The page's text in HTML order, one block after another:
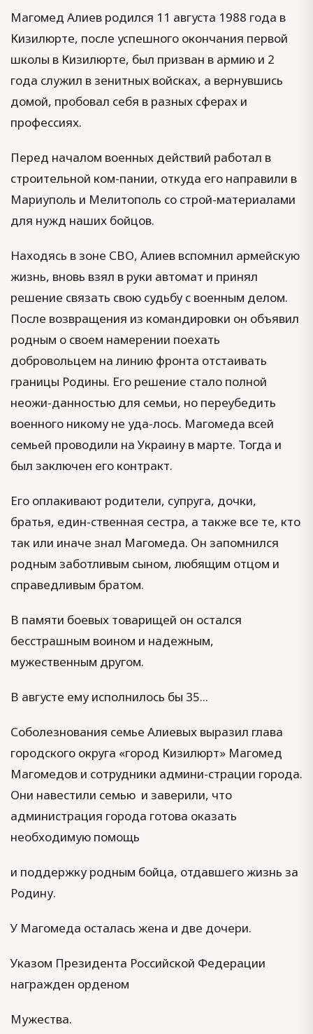
Магомед Алиев родился 11 августа 1988 года в
Кизилюрте, после успешного окончания первой
школы в Кизилюрте, был призван в армию и 2
года служил в зенитных войсках, а вернувшись
домой, пробовал себя в разных сферах и
профессиях.
Перед началом военных действий работал в
строительной ком-пании, откуда его направили в
Мариуполь и Мелитополь со строй-материалами
для нужд наших бойцов.
Находясь в зоне СВО, Алиев вспомнил армейскую
жизнь, вновь взял в руки автомат и принял
решение связать свою судьбу с военным делом.
После возвращения из командировки он объявил
родным о своем намерении поехать
добровольцем на линию фронта отстаивать
границы Родины. Его решение стало полной
неожи-данностью для семьи, но переубедить
военного никому не уда-лось. Магомеда всей
семьей проводили на Украину в марте. Тогда и
был заключен его контракт.
Его оплакивают родители, супруга, дочки,
братья, един-ственная сестра, а также все те, кто
так или иначе знал Магомеда. Он запомнился
родным заботливым сыном, любящим отцом и
справедливым братом.
В памяти боевых товарищей он остался
бесстрашным воином и надежным,
мужественным другом.
В августе ему исполнилось бы 35...
Соболезнования семье Алиевых выразил глава
городского округа «город Кизилюрт» Магомед
Магомедов и сотрудники админи-страции города.
Они навестили семью и заверили, что
администрация города готова оказать
необходимую помощь
и поддержку родным бойца, отдавшего жизнь за
Родину.
У Магомеда осталась жена и две дочери.
Указом Президента Российской Федерации
награжден орденом
Мужества.